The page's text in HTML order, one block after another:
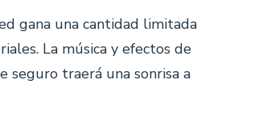
gana una cantidad limitada
La música y efectos de
traerá una sonrisa a